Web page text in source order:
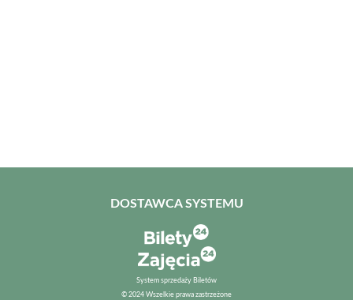
DOSTAWCA SYSTEMU
System sprzedaży Biletów
© 2024 Wszelkie prawa zastrzeżone